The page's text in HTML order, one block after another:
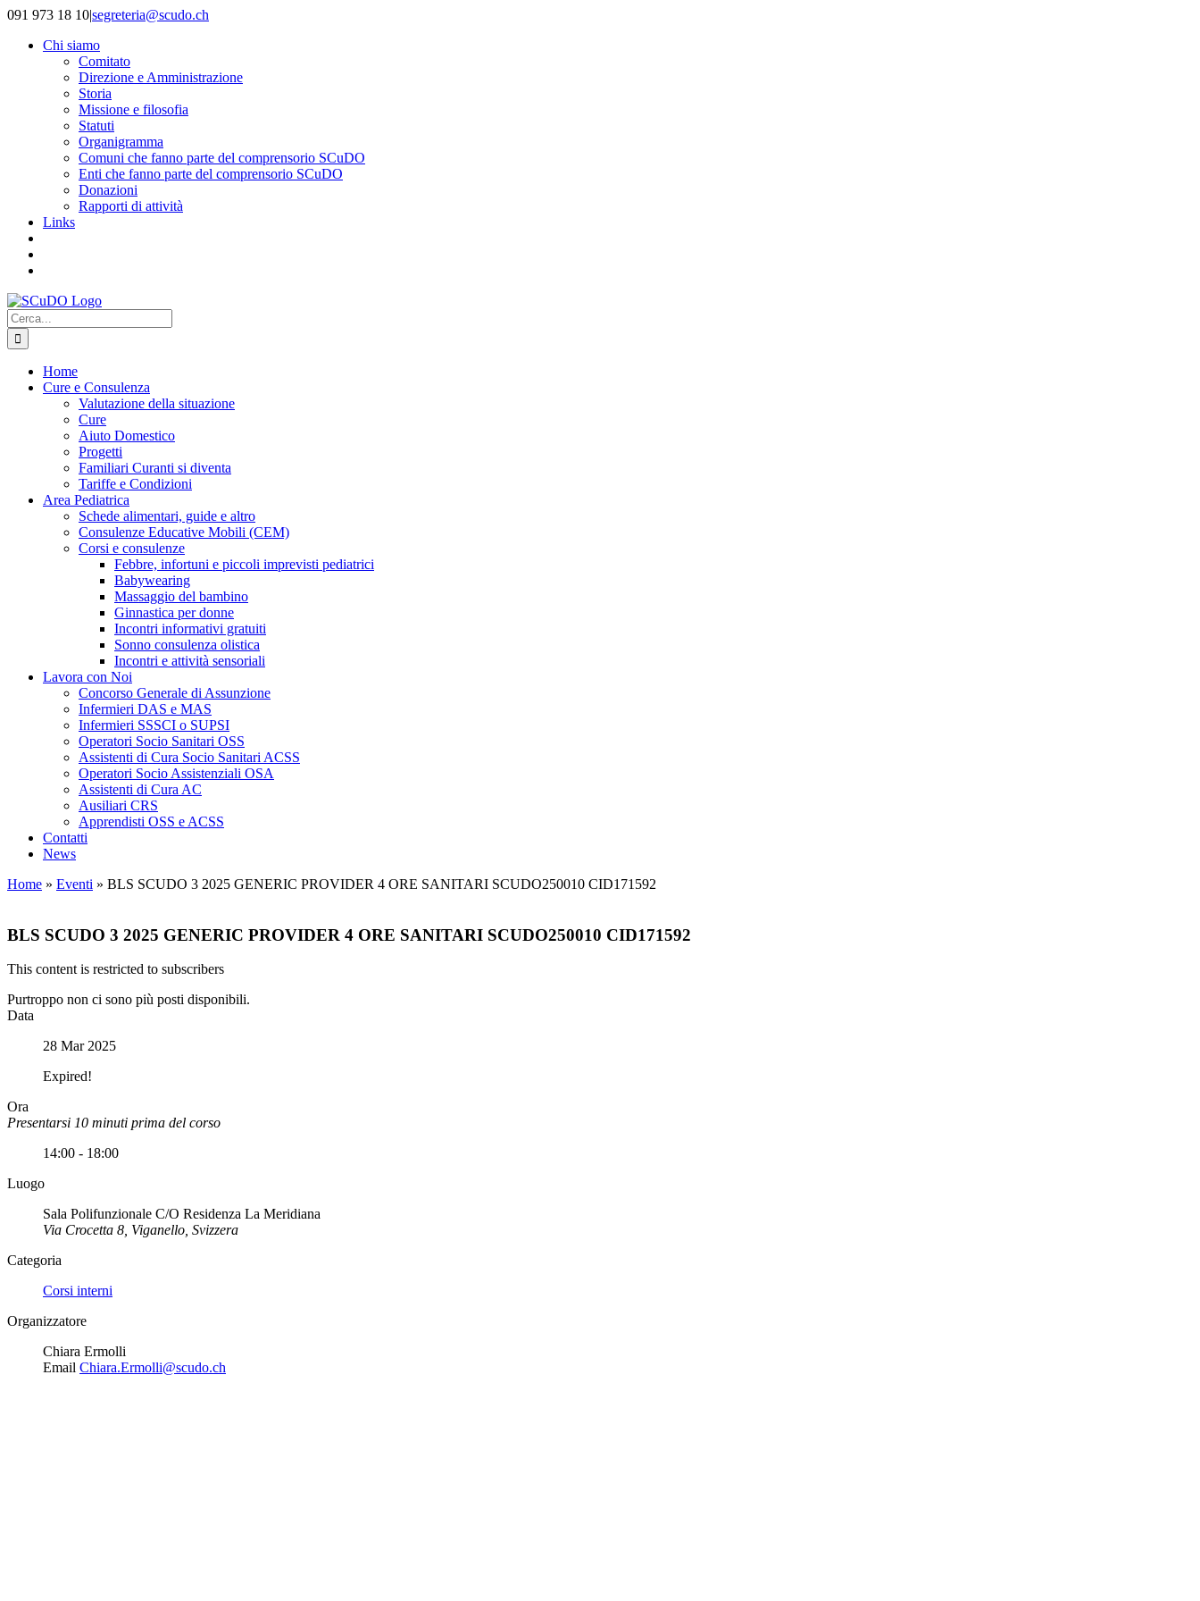
Salta
contenuto
091 973 18 10|segreteria@scudo.ch
Chi siamo
Comitato
Direzione e Amministrazione
Storia
Missione e filosofia
Statuti
Organigramma
Comuni che fanno parte del comprensorio SCuDO
Enti che fanno parte del comprensorio SCuDO
Donazioni
Rapporti di attività
Links
Cerca
per:
Home
Cure e Consulenza
Valutazione della situazione
Cure
Aiuto Domestico
Progetti
Familiari Curanti si diventa
Tariffe e Condizioni
Area Pediatrica
Schede alimentari, guide e altro
Consulenze Educative Mobili (CEM)
Corsi e consulenze
Febbre, infortuni e piccoli imprevisti pediatrici
Babywearing
Massaggio del bambino
Ginnastica per donne
Incontri informativi gratuiti
Sonno consulenza olistica
Incontri e attività sensoriali
Lavora con Noi
Concorso Generale di Assunzione
Infermieri DAS e MAS
Infermieri SSSCI o SUPSI
Operatori Socio Sanitari OSS
Assistenti di Cura Socio Sanitari ACSS
Operatori Socio Assistenziali OSA
Assistenti di Cura AC
Ausiliari CRS
Apprendisti OSS e ACSS
Contatti
News
Home » Eventi » BLS SCUDO 3 2025 GENERIC PROVIDER 4 ORE SANITARI SCUDO250010 CID171592
BLS SCUDO 3 2025 GENERIC PROVIDER 4 ORE SANITARI SCUDO250010 CID171592
This content is restricted to subscribers
Purtroppo non ci sono più posti disponibili.
Data
28 Mar 2025
Expired!
Ora
Presentarsi 10 minuti prima del corso
14:00 - 18:00
Luogo
Sala Polifunzionale C/O Residenza La Meridiana
Via Crocetta 8, Viganello, Svizzera
Categoria
Corsi interni
Organizzatore
Chiara Ermolli
Email Chiara.Ermolli@scudo.ch